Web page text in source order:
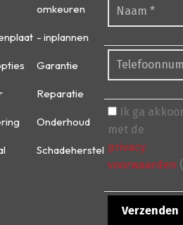
omkeuren
- inplannen
Garantie
Reparatie
Onderhoud
Schadeherstel
Ik ga
met de
privacy
voorwaarden